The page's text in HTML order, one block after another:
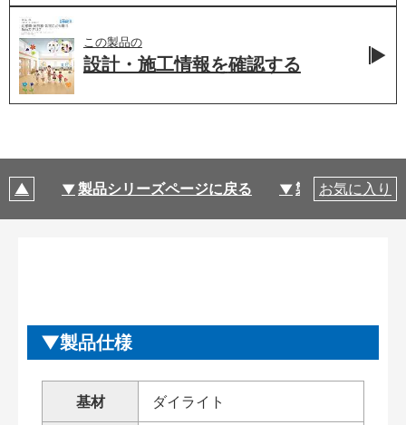
この製品の
設計・施工情報を確認する
製品シリーズページに戻る 製品仕様
お気に入り
製品仕様
基材 ダイライト